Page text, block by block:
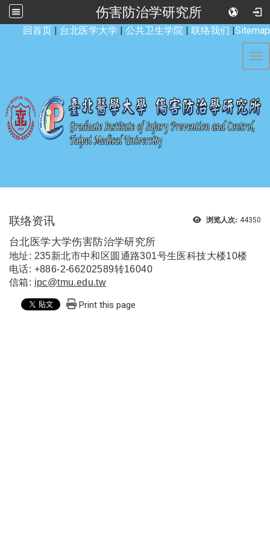
伤害防治学研究所
回首页 | 台北医学大学 | 公共卫生学院 | 联络我们 |Sitemap
浏览人次: 44350
联络资讯
台北医学大学伤害防治学研究所
地址: 235新北市中和区圆通路301号生医科技大楼10楼
电话: +886-2-66202589转16040
信箱: ipc@tmu.edu.tw
Print this page